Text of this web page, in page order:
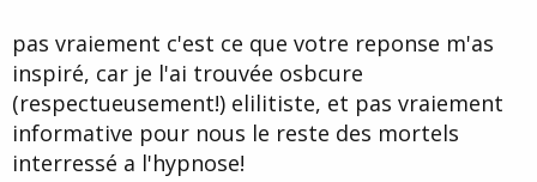
pas vraiement c'est ce que votre reponse m'as
inspiré, car je l'ai trouvée osbcure
(respectueusement!) elilitiste, et pas vraiement
informative pour nous le reste des mortels
interressé a l'hypnose!